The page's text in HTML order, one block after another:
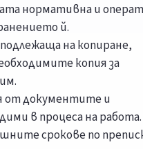
нормативна и
й.
на копиране,
копия за
от документите и
в процеса на работа.
срокове по